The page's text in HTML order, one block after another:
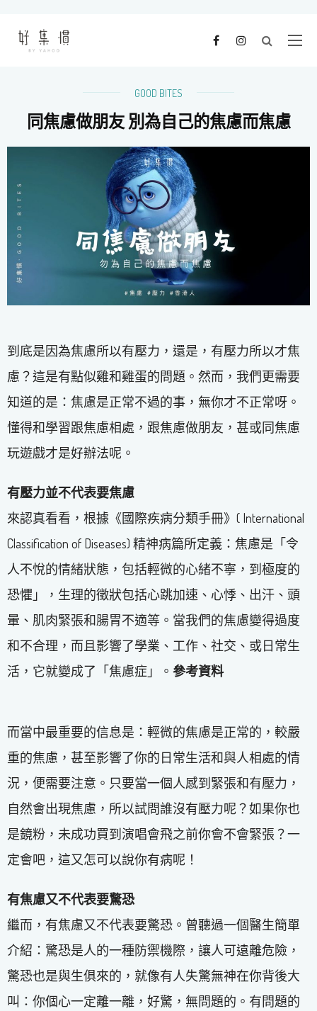
GOOD BITES
同焦慮做朋友 別為自己的焦慮而焦慮
到底是因為焦慮所以有壓力，還是，有壓力所以才焦
慮？這是有點似雞和雞蛋的問題。然而，我們更需要
知道的是：焦慮是正常不過的事，無你才不正常呀。
懂得和學習跟焦慮相處，跟焦慮做朋友，甚或同焦慮
玩遊戲才是好辦法呢。
有壓力並不代表要焦慮
來認真看看，根據《國際疾病分類手冊》( International
Classification of Diseases) 精神病篇所定義：焦慮是「令
人不悅的情緒狀態，包括輕微的心緒不寧，到極度的
恐懼」，生理的徵狀包括心跳加速、心悸、出汗、頭
暈、肌肉緊張和腸胃不適等。當我們的焦慮變得過度
和不合理，而且影響了學業、工作、社交、或日常生
活，它就變成了「焦慮症」。 參考資料
而當中最重要的信息是：輕微的焦慮是正常的，較嚴
重的焦慮，甚至影響了你的日常生活和與人相處的情
況，便需要注意。只要當一個人感到緊張和有壓力，
自然會出現焦慮，所以試問誰沒有壓力呢？如果你也
是鏡粉，未成功買到演唱會飛之前你會不會緊張？一
定會吧，這又怎可以說你有病呢！
有焦慮又不代表要驚恐
繼而，有焦慮又不代表要驚恐。曾聽過一個醫生簡單
介紹：驚恐是人的一種防禦機際，讓人可遠離危險，
驚恐也是與生俱來的，就像有人失驚無神在你背後大
叫：你個心一定離一離，好驚，無問題的。有問題的